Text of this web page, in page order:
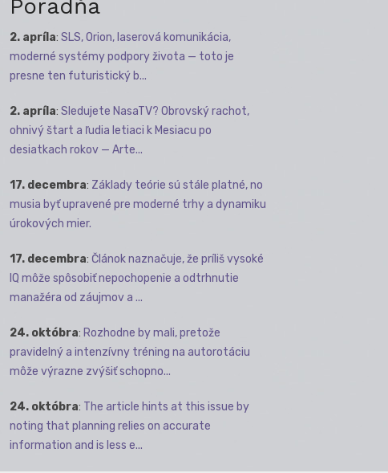
Poradňa
2. apríla: SLS, Orion, laserová komunikácia,
moderné systémy podpory života — toto je
presne ten futuristický b...
2. apríla: Sledujete NasaTV? Obrovský rachot,
ohnivý štart a ľudia letiaci k Mesiacu po
desiatkach rokov — Arte...
17. decembra: Základy teórie sú stále platné, no
musia byť upravené pre moderné trhy a dynamiku
úrokových mier.
17. decembra: Článok naznačuje, že príliš vysoké
IQ môže spôsobiť nepochopenie a odtrhnutie
manažéra od záujmov a ...
24. októbra: Rozhodne by mali, pretože
pravidelný a intenzívny tréning na autorotáciu
môže výrazne zvýšiť schopno...
24. októbra: The article hints at this issue by
noting that planning relies on accurate
information and is less e...